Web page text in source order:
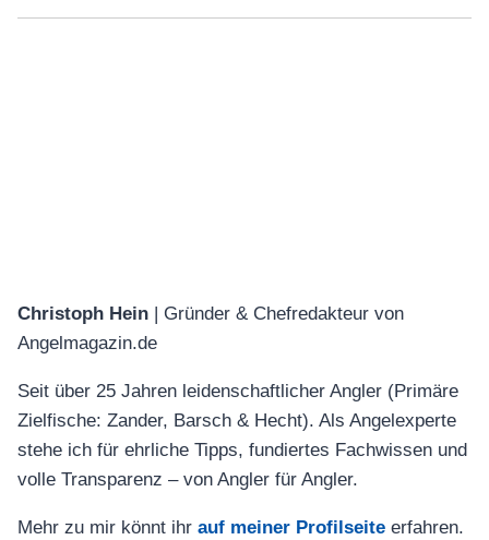
Christoph Hein | Gründer & Chefredakteur von
Angelmagazin.de
Seit über 25 Jahren leidenschaftlicher Angler (Primäre
Zielfische: Zander, Barsch & Hecht). Als Angelexperte
stehe ich für ehrliche Tipps, fundiertes Fachwissen und
volle Transparenz – von Angler für Angler.
Mehr zu mir könnt ihr auf meiner Profilseite erfahren.